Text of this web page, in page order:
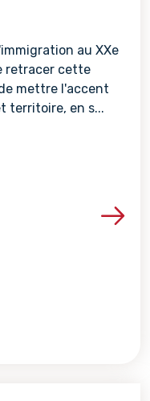
au XXe
retracer cette
mettre l'accent
territoire, en s...
Voir les détails de la